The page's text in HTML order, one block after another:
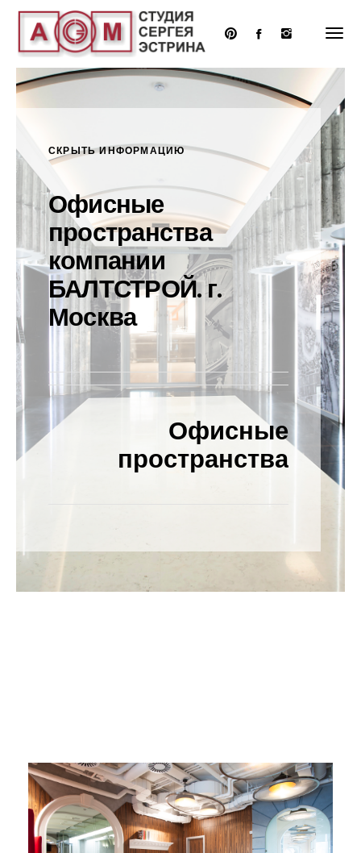
Перейти
основному
содержанию
СКРЫТЬ ИНФОРМАЦИЮ
Офисные
пространства
компании
БАЛТСТРОЙ. г.
Москва
Категория
Офисные
пространства